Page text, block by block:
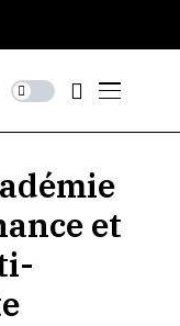
et